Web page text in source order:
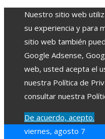
Nuestro sitio web
su experiencia y para
sitio web también
Google Adsense,
web, usted acepta el
nuestra Política de
consultar nuestra
De acuerdo, acepto.
viernes, agosto 7